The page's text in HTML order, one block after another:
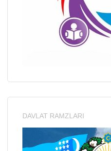
DAVLAT RAMZLARI